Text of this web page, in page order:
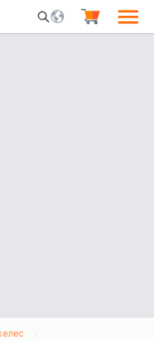
Mobile Search